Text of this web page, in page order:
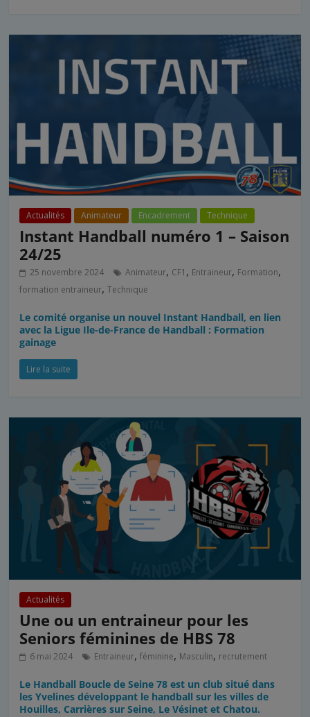
Actualités Animateur Encadrement Technique
Instant Handball numéro 1 – Saison
24/25
25 novembre 2024 Animateur, CF1 , Entraineur, Formation,
formation entraineur,Technique
Le comité organise un nouvel Instant Handball, en lien
avec la Ligue Ile-de-France de Handball : Formation
gainage
Lire la suite
Actualités
Une ou un entraineur pour les
Seniors féminines de HBS 78
6 mai 2024 Entraineur,féminine, Masculin, recrutement
Le Handball Boucle de Seine 78 est un club situé dans
les Yvelines développant le handball sur les villes de
Houilles, Carrières sur Seine, Le Vésinet et Chatou.